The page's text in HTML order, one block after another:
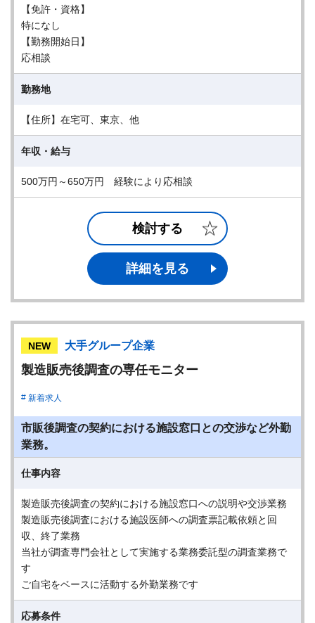
【免許・資格】
特になし
【勤務開始日】
応相談
勤務地
【住所】在宅可、東京、他
年収・給与
500万円～650万円 経験により応相談
検討する
詳細を見る
NEW 大手グループ企業
製造販売後調査の専任モニター
新着求人
市販後調査の契約における施設窓口との交渉など外勤
業務。
仕事内容
製造販売後調査の契約における施設窓口への説明や交渉業務
製造販売後調査における施設医師への調査票記載依頼と回
収、終了業務
当社が調査専門会社として実施する業務委託型の調査業務で
す
ご自宅をベースに活動する外勤業務です
応募条件